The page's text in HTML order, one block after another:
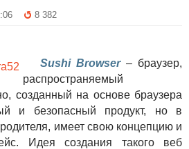
8 382
Sushi Browser– браузер,
распространяемый
созданный на основе браузера
и безопасный продукт, но в
имеет свою концепцию и
Идея создания такого веб